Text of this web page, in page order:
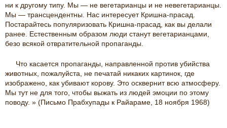
ни к другому типу. Мы — не вегетарианцы и не невегетарианцы.
Мы — трансцендентны. Нас интересует Кришна-прасад.
Постарайтесь популяризовать Кришна-прасад, как вы делали
ранее. Естественным образом люди станут вегетарианцами,
безо всякой отвратительной пропаганды.
Что касается пропаганды, направленной против убийства
животных, пожалуйста, не печатай никаких картинок, где
изображено, как убивают корову. Это осквернит всю атмосферу.
Мы тут не для того, чтобы выжать из людей эмоции по этому
поводу. » (Письмо Прабхупады к Райараме, 18 ноября 1968)